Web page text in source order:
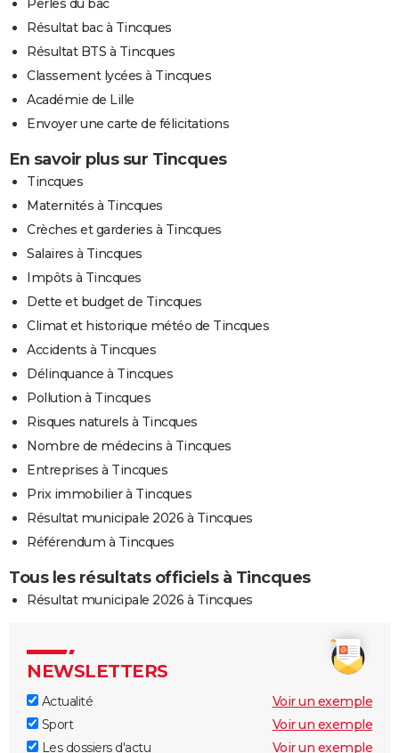
Résultat bac à Tincques
Résultat BTS à Tincques
Classement lycées à Tincques
Académie de Lille
Envoyer une carte de félicitations
En savoir plus sur Tincques
Tincques
Maternités à Tincques
Crèches et garderies à Tincques
Salaires à Tincques
Impôts à Tincques
Dette et budget de Tincques
Climat et historique météo de Tincques
Accidents à Tincques
Délinquance à Tincques
Pollution à Tincques
Risques naturels à Tincques
Nombre de médecins à Tincques
Entreprises à Tincques
Prix immobilier à Tincques
Résultat municipale 2026 à Tincques
Référendum à Tincques
Tous les résultats officiels à Tincques
Résultat municipale 2026 à Tincques
NEWSLETTERS
Actualité
Voir un exemple
Sport
Voir un exemple
Les dossiers d'actu
Voir un exemple